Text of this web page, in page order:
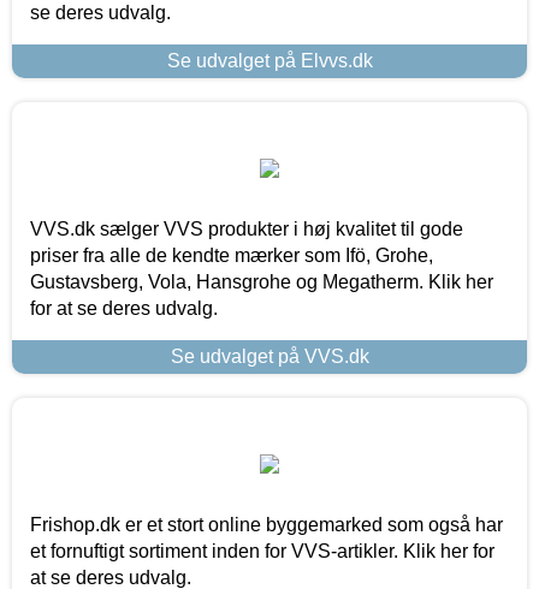
se deres udvalg.
Se udvalget på Elvvs.dk
VVS.dk sælger VVS produkter i høj kvalitet til gode
priser fra alle de kendte mærker som Ifö, Grohe,
Gustavsberg, Vola, Hansgrohe og Megatherm. Klik her
for at se deres udvalg.
Se udvalget på VVS.dk
Frishop.dk er et stort online byggemarked som også har
et fornuftigt sortiment inden for VVS-artikler. Klik her for
at se deres udvalg.